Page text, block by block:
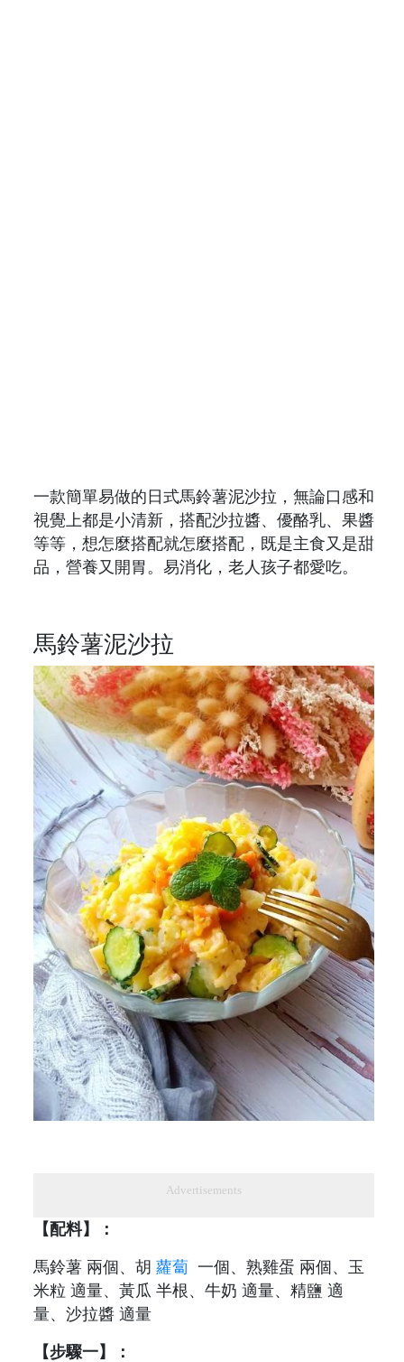
一款簡單易做的日式馬鈴薯泥沙拉，無論口感和
視覺上都是小清新，搭配沙拉醬、優酪乳、果醬
等等，想怎麼搭配就怎麼搭配，既是主食又是甜
品，營養又開胃。易消化，老人孩子都愛吃。
馬鈴薯泥沙拉
Advertisements
【配料】：
馬鈴薯 兩個、胡 蘿蔔 一個、熟雞蛋 兩個、玉
米粒 適量、黃瓜 半根、牛奶 適量、精鹽 適
量、沙拉醬 適量
【步驟一】：